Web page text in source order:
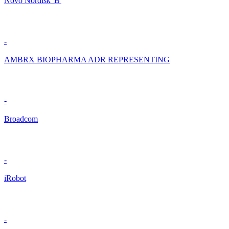
-
AMBRX BIOPHARMA ADR REPRESENTING
-
Broadcom
-
iRobot
-